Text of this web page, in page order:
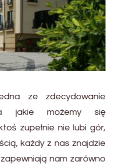
ze zdecydowanie
jakie możemy się
zupełnie nie lubi gór,
każdy z nas znajdzie
nam zarówno